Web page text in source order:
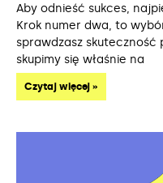
Aby odnieść sukces,
Krok numer dwa, to
sprawdzasz skuteczność
skupimy się właśnie na
Czytaj więcej »